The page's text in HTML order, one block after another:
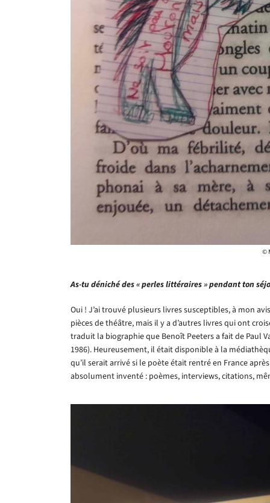
©
As-tu déniché des « perles littéraires » pendant ton
Oui ! J’ai trouvé plusieurs livres susceptibles, à mon
pièces de théâtre, mais il y a d’autres livres qui ont
traduit la biographie que Benoît Peeters a fait de Paul
1986). Heureusement, il était disponible à la
qu’il serait arrivé si le poète était rentré en France
absolument inventé : poèmes, interviews, citations,